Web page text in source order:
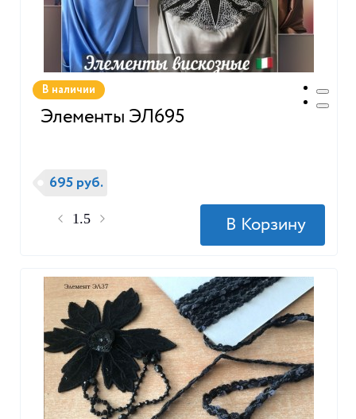
В наличии
Элементы ЭЛ695
695 руб.